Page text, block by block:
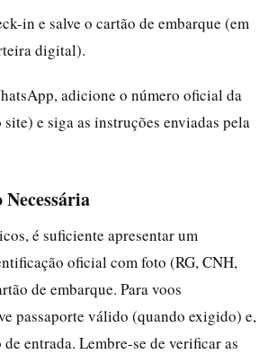
in e salve o cartão de embarque (em
digital).
adicione o número oficial da
e siga as instruções enviadas pela
é suficiente apresentar um
oficial com foto (RG, CNH,
de embarque. Para voos
passaporte válido (quando exigido) e,
entrada. Lembre-se de verificar as